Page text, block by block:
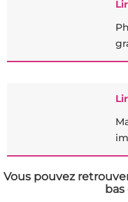
Vous pouvez